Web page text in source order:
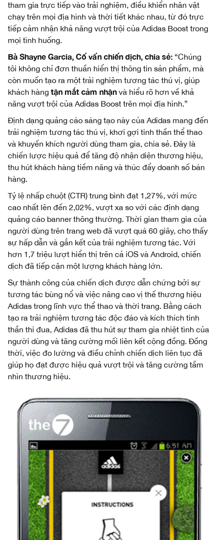
tham gia trực tiếp vào trải nghiệm, điều khiển nhân vật
chạy trên mọi địa hình và thời tiết khác nhau, từ đó trực
tiếp cảm nhận khả năng vượt trội của Adidas Boost trong
mọi tình huống.
Bà Shayne Garcia, Cố vấn chiến dịch, chia sẻ: “Chúng
tôi không chỉ đơn thuần hiển thị thông tin sản phẩm, mà
còn muốn tạo ra một trải nghiệm tương tác thú vị, giúp
khách hàng tận mắt cảm nhận và hiểu rõ hơn về khả
năng vượt trội của Adidas Boost trên mọi địa hình.”
Định dạng quảng cáo sáng tạo này của Adidas mang đến
trải nghiệm tương tác thú vị, khơi gợi tinh thần thể thao
và khuyến khích người dùng tham gia, chia sẻ. Đây là
chiến lược hiệu quả để tăng độ nhận diện thương hiệu,
thu hút khách hàng tiềm năng và thúc đẩy doanh số bán
hàng.
Tỷ lệ nhấp chuột (CTR) trung bình đạt 1,27%, với mức
cao nhất lên đến 2,02%, vượt xa so với các định dạng
quảng cáo banner thông thường. Thời gian tham gia của
người dùng trên trang web đã vượt quá 60 giây, cho thấy
sự hấp dẫn và gắn kết của trải nghiệm tương tác. Với
hơn 1,7 triệu lượt hiển thị trên cả iOS và Android, chiến
dịch đã tiếp cận một lượng khách hàng lớn.
Sự thành công của chiến dịch được dẫn chứng bởi sự
tương tác bùng nổ và việc nâng cao vị thế thương hiệu
Adidas trong lĩnh vực thể thao và thời trang. Bằng cách
tạo ra trải nghiệm tương tác độc đáo và kích thích tinh
thần thi đua, Adidas đã thu hút sự tham gia nhiệt tình của
người dùng và tăng cường mối liên kết cộng đồng. Đồng
thời, việc đo lường và điều chỉnh chiến dịch liên tục đã
giúp họ đạt được hiệu quả vượt trội và tăng cường tầm
nhìn thương hiệu.